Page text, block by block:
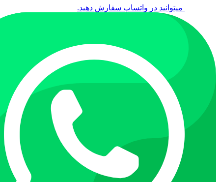
میتوانید در واتساپ سفارش دهید.